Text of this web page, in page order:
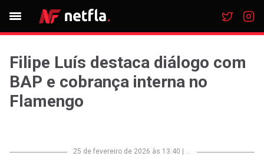
Filipe Luís destaca diálogo com
BAP e cobrança interna no
Flamengo
25 de fevereiro de 2026 às 13:40 ...